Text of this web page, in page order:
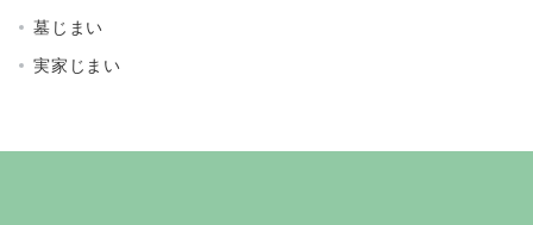
墓じまい
実家じまい